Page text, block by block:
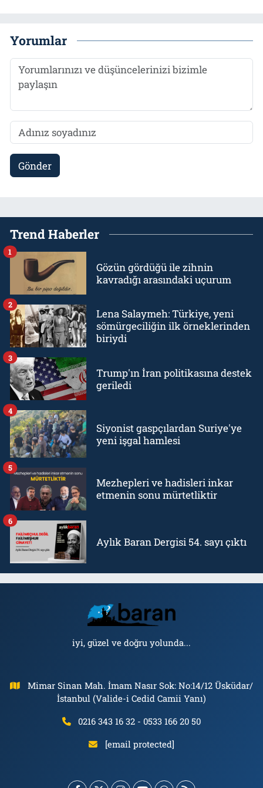
Yorumlar
Gönder
Trend Haberler
Gözün gördüğü ile zihnin
kavradığı arasındaki uçurum
1
Lena Salaymeh: Türkiye, yeni
sömürgeciliğin ilk örneklerinden
biriydi
2
Trump'ın İran politikasına destek
geriledi
3
Siyonist gaspçılardan Suriye'ye
yeni işgal hamlesi
4
Mezhepleri ve hadisleri inkar
etmenin sonu mürtetliktir
5
Aylık Baran Dergisi 54. sayı çıktı
6
iyi, güzel ve doğru yolunda...
Mimar Sinan Mah. İmam Nasır Sok: No:14/12 Üsküdar/
İstanbul (Valide-i Cedid Camii Yanı)
0216 343 16 32 - 0533 166 20 50
[email protected]